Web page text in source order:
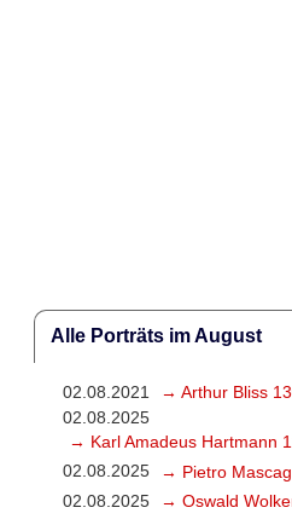
Alle Porträts im August
02.08.2021
→ Arthur Bliss
02.08.2025
→ Karl Amadeus Hartmann
02.08.2025
→ Pietro
02.08.2025
→ Oswald